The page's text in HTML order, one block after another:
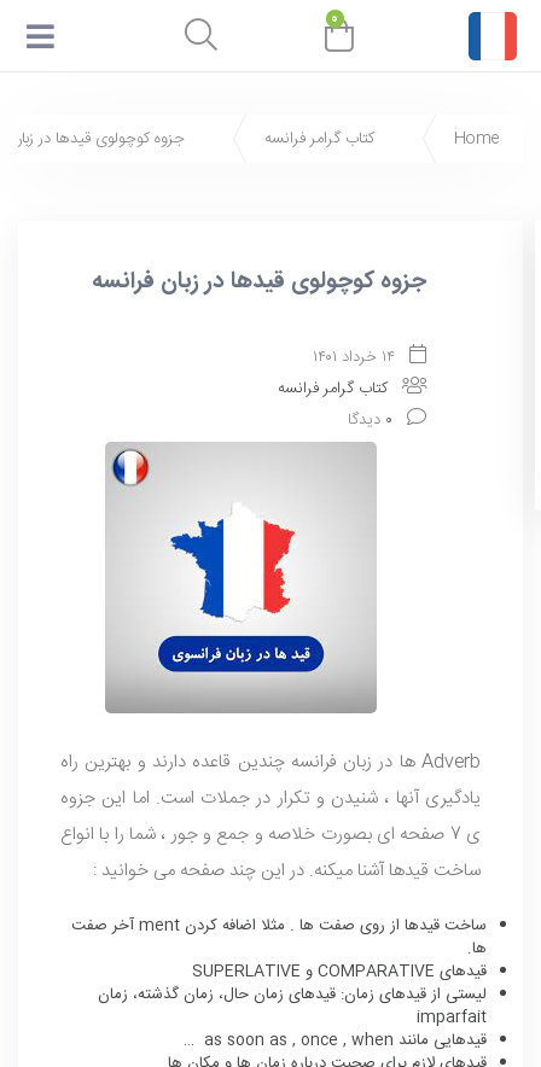
۰
Home کتاب گرامر فرانسه جزوه کوچولوی قیدها در زبان
جزوه کوچولوی قیدها در زبان فرانسه
۱۴ خرداد ۱۴۰۱
کتاب گرامر فرانسه
۰ دیدگا
Adverb ها در زبان فرانسه چندین قاعده دارند و بهترین راه
یادگیری آنها ، شنیدن و تکرار در جملات است. اما این جزوه
ی 7 صفحه ای بصورت خلاصه و جمع و جور ، شما را با انواع
ساخت قیدها آشنا میکنه. در این چند صفحه می خوانید :
ساخت قیدها از روی صفت ها . مثلا اضافه کردن ment آخر صفت
ها.
قیدهای COMPARATIVE و SUPERLATIVE
لیستی از قیدهای زمان: قیدهای زمان حال، زمان گذشته، زمان
imparfait
قیدهایی مانند as soon as , once , when …